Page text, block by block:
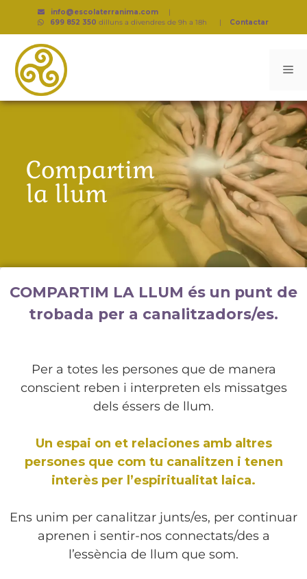
info@escolaterranima.com |
699 852 350 dilluns a divendres de 9h a 18h | Contactar
Compartim
la llum
COMPARTIM LA LLUM és un punt de
trobada per a canalitzadors/es.
Per a totes les persones que de manera
conscient reben i interpreten els missatges
dels éssers de llum.
Un espai on et relaciones amb altres
persones que com tu canalitzen i tenen
interès per l’espiritualitat laica.
Ens unim per canalitzar junts/es, per continuar
aprenen i sentir-nos connectats/des a
l’essència de llum que som.